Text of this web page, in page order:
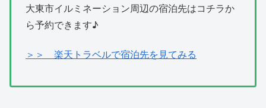
大東市イルミネーション周辺の宿泊先はコチラか
ら予約できます♪
＞＞ 楽天トラベルで宿泊先を見てみる